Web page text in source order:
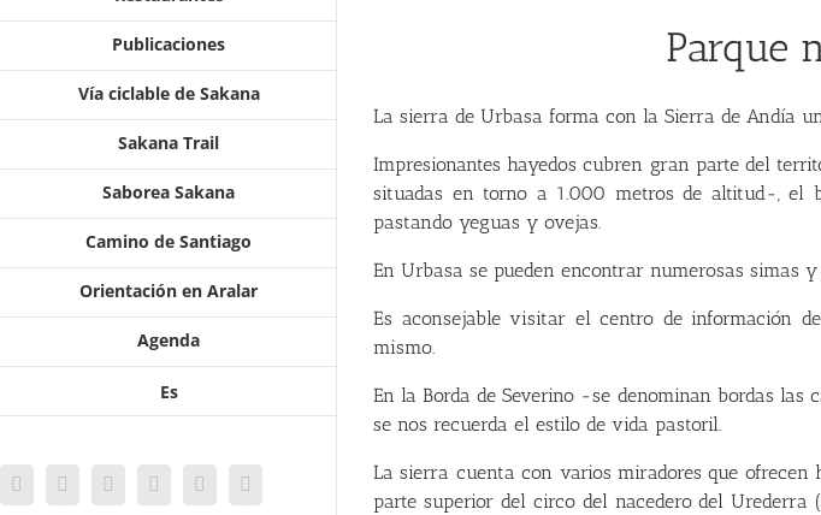
Publicaciones
Vía ciclable de Sakana
Sakana Trail
Saborea Sakana
Camino de Santiago
Orientación en Aralar
Agenda
Es
FacebookTwitter InstagramYouTubeVimeo
Parque
La sierra de Urbasa forma con la Sierra de Andía
Impresionantes hayedos cubren gran parte del
situadas en torno a 1.000 metros de altitud-, el
pastando yeguas y ovejas.
En Urbasa se pueden encontrar numerosas simas
Es aconsejable visitar el centro de información
mismo.
En la Borda de Severino -se denominan bordas las
se nos recuerda el estilo de vida pastoril.
La sierra cuenta con varios miradores que
parte superior del circo del nacedero del